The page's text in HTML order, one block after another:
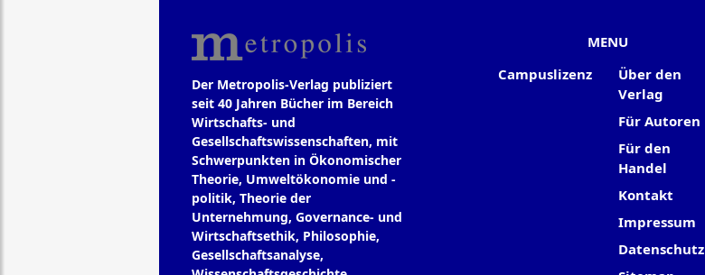
Der Metropolis-Verlag publiziert
seit 40 Jahren Bücher im Bereich
Wirtschafts- und
Gesellschaftswissenschaften, mit
Schwerpunkten in Ökonomischer
Theorie, Umweltökonomie und -
politik, Theorie der
Unternehmung, Governance- und
Wirtschaftsethik, Philosophie,
Gesellschaftsanalyse,
MENU
Campuslizenz
Über den
Verlag
Für Autoren
Für den
Handel
Kontakt
Impressum
Datenschutz